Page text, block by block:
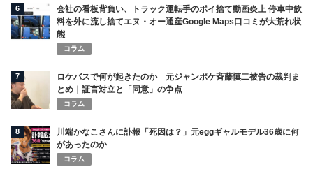
6
会社の看板背負い、トラック運転手のポイ捨て動画炎上 停車中飲
料を外に流し捨てエヌ・オー通産Google Maps口コミが大荒れ状
態
コラム
7
ロケバスで何が起きたのか 元ジャンポケ斉藤慎二被告の裁判ま
とめ｜証言対立と「同意」の争点
コラム
8
川端かなこさんに訃報「死因は？」元eggギャルモデル36歳に何
があったのか
コラム